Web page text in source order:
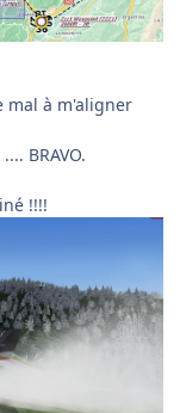
mal à m'aligner
BRAVO.
!!!!